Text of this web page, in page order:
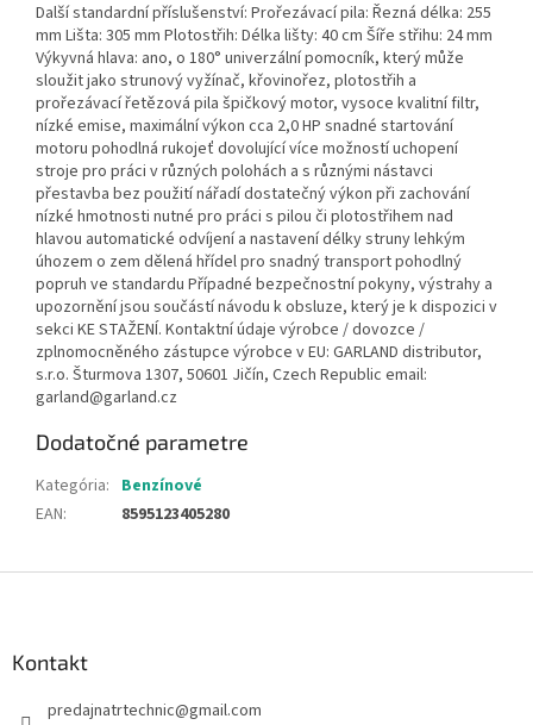
Další standardní příslušenství: Prořezávací pila: Řezná délka: 255
mm Lišta: 305 mm Plotostřih: Délka lišty: 40 cm Šíře střihu: 24 mm
Výkyvná hlava: ano, o 180° univerzální pomocník, který může
sloužit jako strunový vyžínač, křovinořez, plotostřih a
prořezávací řetězová pila špičkový motor, vysoce kvalitní filtr,
nízké emise, maximální výkon cca 2,0 HP snadné startování
motoru pohodlná rukojeť dovolující více možností uchopení
stroje pro práci v různých polohách a s různými nástavci
přestavba bez použití nářadí dostatečný výkon při zachování
nízké hmotnosti nutné pro práci s pilou či plotostřihem nad
hlavou automatické odvíjení a nastavení délky struny lehkým
úhozem o zem dělená hřídel pro snadný transport pohodlný
popruh ve standardu Případné bezpečnostní pokyny, výstrahy a
upozornění jsou součástí návodu k obsluze, který je k dispozici v
sekci KE STAŽENÍ. Kontaktní údaje výrobce / dovozce /
zplnomocněného zástupce výrobce v EU: GARLAND distributor,
s.r.o. Šturmova 1307, 50601 Jičín, Czech Republic email:
garland@garland.cz
Dodatočné parametre
Kategória: Benzínové
EAN: 8595123405280
Kontakt
predajnatrtechnic@gmail.com